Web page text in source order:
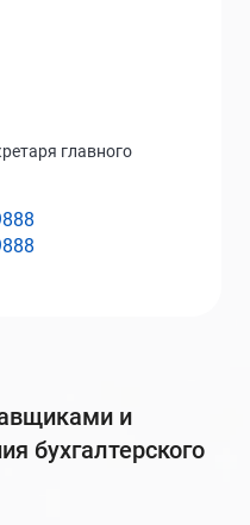
главного
бухгалтерского